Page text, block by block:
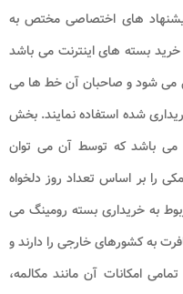
های اختصاصی مختص به
بسته های اینترنت می باشد
می شود و صاحبان آن خط ها می
شده استفاده نمایند. بخش
می باشد که توسط آن می توان
را بر اساس تعداد روز دلخواه
به خریداری بسته رومینگ می
به کشورهای خارجی را دارند و
امکانات آن مانند مکالمه،